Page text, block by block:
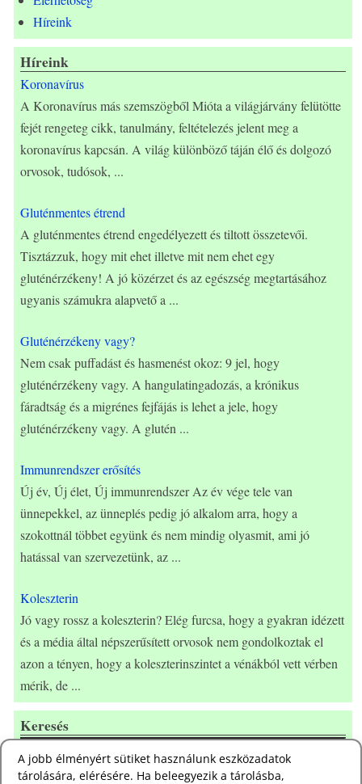
A jobb élményért sütiket használunk eszközadatok
tárolására, elérésére. Ha beleegyezik a tárolásba,
Híreink
Híreink
Koronavírus
A Koronavírus más szemszögből Mióta a világjárvány felütötte
fejét rengeteg cikk, tanulmány, feltételezés jelent meg a
koronavírus kapcsán. A világ különböző táján élő és dolgozó
orvosok, tudósok, ...
Gluténmentes étrend
A gluténmentes étrend engedélyezett és tiltott összetevői.
Tisztázzuk, hogy mit ehet illetve mit nem ehet egy
gluténérzékeny! A jó közérzet és az egészség megtartásához
ugyanis számukra alapvető a ...
Gluténérzékeny vagy?
Nem csak puffadást és hasmenést okoz: 9 jel, hogy
gluténérzékeny vagy. A hangulatingadozás, a krónikus
fáradtság és a migrénes fejfájás is lehet a jele, hogy
gluténérzékeny vagy. A glutén ...
Immunrendszer erősítés
Új év, Új élet, Új immunrendszer Az év vége tele van
ünnepekkel, az ünneplés pedig jó alkalom arra, hogy a
szokottnál többet együnk és nem mindig olyasmit, ami jó
hatással van szervezetünk, az ...
Koleszterin
Jó vagy rossz a koleszterin? Elég furcsa, hogy a gyakran idézett
és a média által népszerűsített orvosok nem gondolkoztak el
azon a tényen, hogy a koleszterinszintet a vénákból vett vérben
mérik, de ...
Keresés